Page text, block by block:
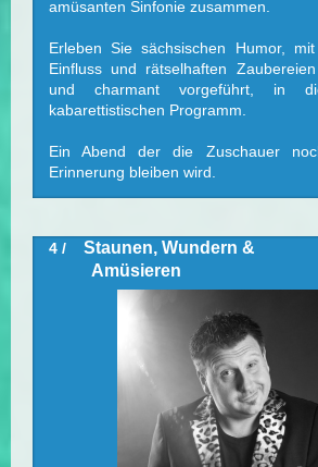
amüsanten Sinfonie zusammen.
Erleben Sie sächsischen Humor, mit
Einfluss und rätselhaften
und charmant vorgeführt, in
kabarettistischen Programm.
Ein Abend der die Zuschauer
Erinnerung bleiben wird.
4 /
Staunen, Wundern &
Amüsieren